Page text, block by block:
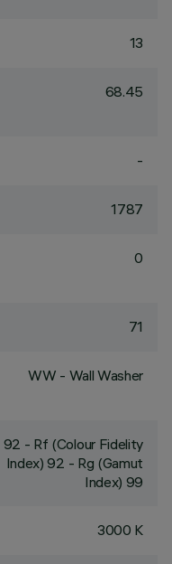
13
68.45
-
1787
0
71
WW - Wall Washer
92 - Rf (Colour Fidelity
Index) 92 - Rg (Gamut
Index) 99
3000 K